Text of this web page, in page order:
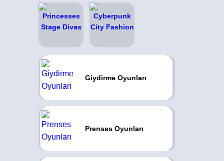
Giydirme Oyunları
Prenses Oyunları